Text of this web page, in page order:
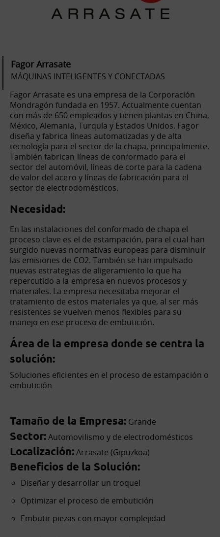
Fagor Arrasate
MÁQUINAS INTELIGENTES Y CONECTADAS
Fagor Arrasate es una empresa de la Corporación
Mondragón fundada en 1957. Actualmente cuentan
con más de 650 empleados y tienen plantas en China,
México, Alemania, Turquía y Estados Unidos. Fagor
diseña y fabrica líneas automatizadas y de alta
tecnología para el sector de la chapa, principalmente.
También fabrican líneas de conformado para el
sector del automóvil, líneas de corte para la cadena
de valor del acero y líneas de fabricación para el
sector de electrodomésticos.
Necesidad:
En las instalaciones del conformado de chapa el
proceso clave es el de estampación, para el cual han
surgido nuevas normativas europeas para disminuir
las emisiones de CO2. También se han impulsado
nuevas estrategias de aligeramiento lo que ha
repercutido a la empresa en nuevos procesos y
materiales. La empresa necesitaba mejorar el
tratamiento de estos materiales ya que, al ser más
resistentes se vuelven menos flexibles para su
manejo en ese proceso de embutición.
Área de la empresa donde se centra la
solución:
Soluciones eficientes en el proceso de estampación o
embutición
Tamaño de la Empresa:Grande
Sector:Automovilismo y de electrodomésticos
Localización:Arrasate (Gipuzkoa)
Beneficios de la Solución:
Diseñar y desarrollar un troquel
Optimizar el proceso de embutición
Embutir piezas con mayor complejidad